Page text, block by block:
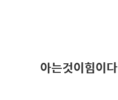
아는것이힘이다